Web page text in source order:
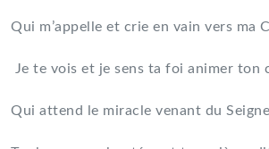
Qui m’appelle et crie en vain vers ma
Je te vois et je sens ta foi animer ton
Qui attend le miracle venant du